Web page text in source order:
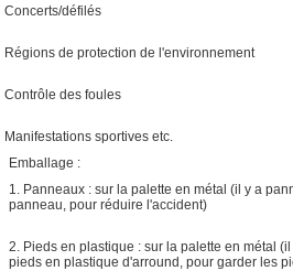
Concerts/défilés
Régions de protection de l'environnement
Contrôle des foules
Manifestations sportives etc.
Emballage :
1. Panneaux : sur la palette en métal (il y a
panneau, pour réduire l'accident)
2. Pieds en plastique : sur la palette en métal
pieds en plastique d'arround, pour garder les